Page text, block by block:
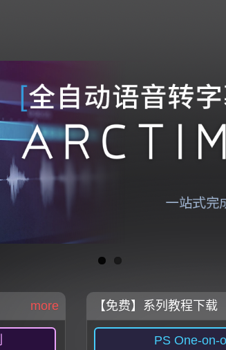
more 【免费】系列教程下载
PS One-on-